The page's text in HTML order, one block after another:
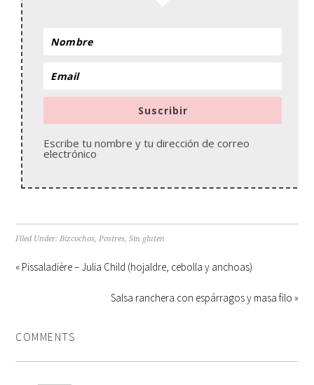
Suscribir
Escribe tu nombre y tu dirección de correo
electrónico
Filed Under:Bizcochos,Postres,Sin gluten
« Pissaladière – Julia Child (hojaldre, cebolla y anchoas)
Salsa ranchera con espárragos y masa filo »
COMMENTS